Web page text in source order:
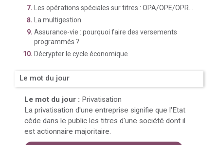
Les opérations spéciales sur titres : OPA/OPE/OPR...
La multigestion
Assurance-vie : pourquoi faire des versements
programmés ?
Décrypter le cycle économique
Le mot du jour
Le mot du jour : Privatisation
La privatisation d'une entreprise signifie que l'Etat
cède dans le public les titres d'une société dont il
est actionnaire majoritaire.